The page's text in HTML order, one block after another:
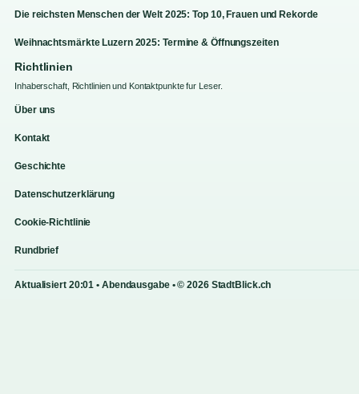
Die reichsten Menschen der Welt 2025: Top 10, Frauen und Rekorde
Weihnachtsmärkte Luzern 2025: Termine & Öffnungszeiten
Richtlinien
Inhaberschaft, Richtlinien und Kontaktpunkte fur Leser.
Über uns
Kontakt
Geschichte
Datenschutzerklärung
Cookie-Richtlinie
Rundbrief
Aktualisiert 20:01 • Abendausgabe • © 2026 StadtBlick.ch